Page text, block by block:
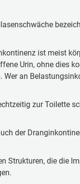
ist meist
Urin, ohne dies
an
zur Toilette
der
Strukturen, die die